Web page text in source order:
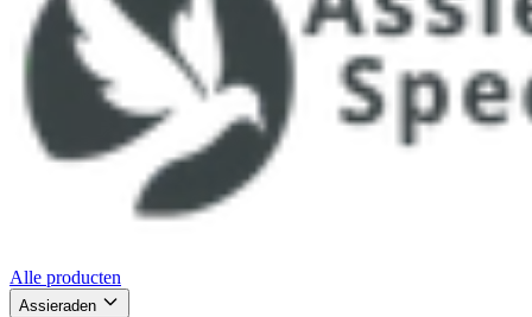
Alle producten
Assieraden